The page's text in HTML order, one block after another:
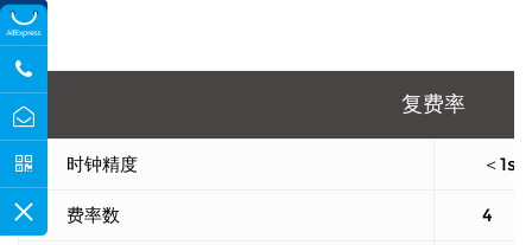
复费率
时钟精度 ＜
费率数 4